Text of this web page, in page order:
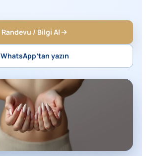
Randevu / Bilgi Al
WhatsApp’tan yazın